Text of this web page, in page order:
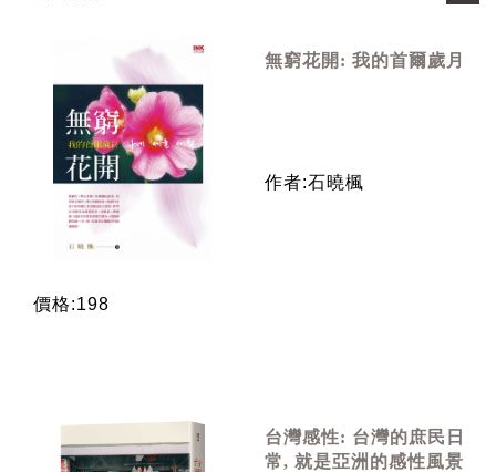
無窮花開: 我的首爾歲月
作者:石曉楓
價格:198
台灣感性: 台灣的庶民日
常, 就是亞洲的感性風景